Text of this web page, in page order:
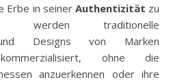
Erbe in seiner Authentizität zu
werden traditionelle
und Designs von Marken
ohne die
anzuerkennen oder ihre